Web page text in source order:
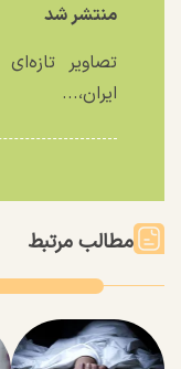
منتشر شد
تصاویر
ایران،...
مطالب مرتبط